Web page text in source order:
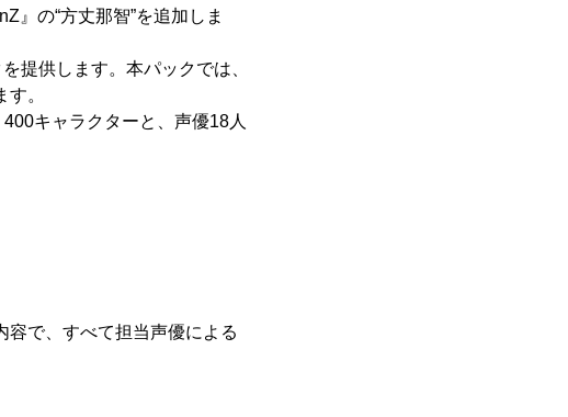
』の“方丈那智”を追加しま
提供します。本パックでは、
。
キャラクターと、声優18人
容で、すべて担当声優による